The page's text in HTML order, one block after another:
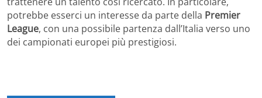
potrebbe esserci un interesse da parte della Premier
League, con una possibile partenza dall’Italia verso uno
dei campionati europei più prestigiosi.